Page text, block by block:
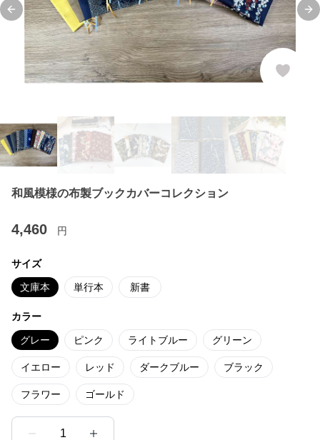
Previous slide
和風模様の布製ブックカバーコレクション
4,460 円
サイズ
文庫本 単行本 新書
カラー
グレー ピンク ライトブルー グリーン
イエロー レッド ダークブルー ブラック
フラワー ゴールド
1